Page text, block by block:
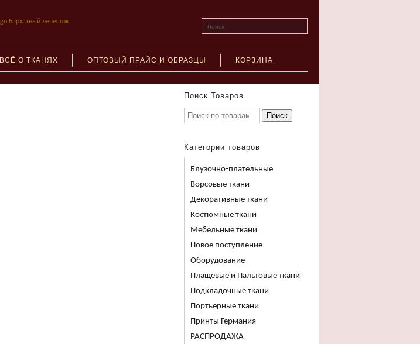
Поиск
ВСЁ О ТКАНЯХ ОПТОВЫЙ ПРАЙС И ОБРАЗЦЫ КОРЗИНА
Поиск Товаров
Поиск
Категории товаров
Блузочно-плательные
Ворсовые ткани
Декоративные ткани
Костюмные ткани
Мебельные ткани
Новое поступление
Оборудование
Плащевые и Пальтовые ткани
Подкладочные ткани
Портьерные ткани
Принты Германия
РАСПРОДАЖА